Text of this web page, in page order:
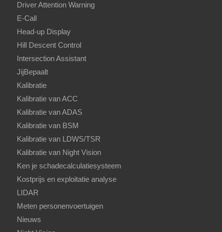
Driver Attention Warning
E-Call
Head-up Display
Hill Descent Control
Intersection Assistant
JijBepaalt
Kalibratie
Kalibratie van ACC
Kalibratie van ADAS
Kalibratie van BSM
Kalibratie van LDWS/TSR
Kalibratie van Night Vision
Ken je schadecalculatiesysteem
Kostprijs en exploitatie analyse
LIDAR
Meten personenvoertuigen
Nieuws